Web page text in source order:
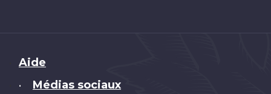
Brand
Aide
• Médias sociaux